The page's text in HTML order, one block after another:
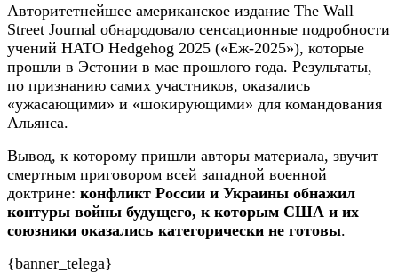
Авторитетнейшее американское издание The Wall
Street Journal обнародовало сенсационные подробности
учений НАТО Hedgehog 2025 («Еж-2025»), которые
прошли в Эстонии в мае прошлого года. Результаты,
по признанию самих участников, оказались
«ужасающими» и «шокирующими» для командования
Альянса.
Вывод, к которому пришли авторы материала, звучит
смертным приговором всей западной военной
доктрине: конфликт России и Украины обнажил
контуры войны будущего, к которым США и их
союзники оказались категорически не готовы.
{banner_telega}